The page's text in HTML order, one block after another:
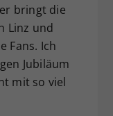
bringt die
Linz und
Fans. Ich
Jubiläum
mit so viel